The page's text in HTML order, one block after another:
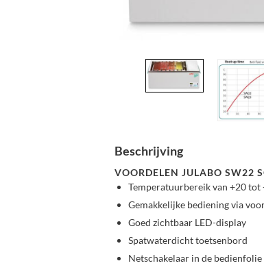
Beschrijving
VOORDELEN JULABO SW22
Temperatuurbereik van +20 tot
Gemakkelijke bediening via
Goed zichtbaar LED-display
Spatwaterdicht toetsenbord
Netschakelaar in de